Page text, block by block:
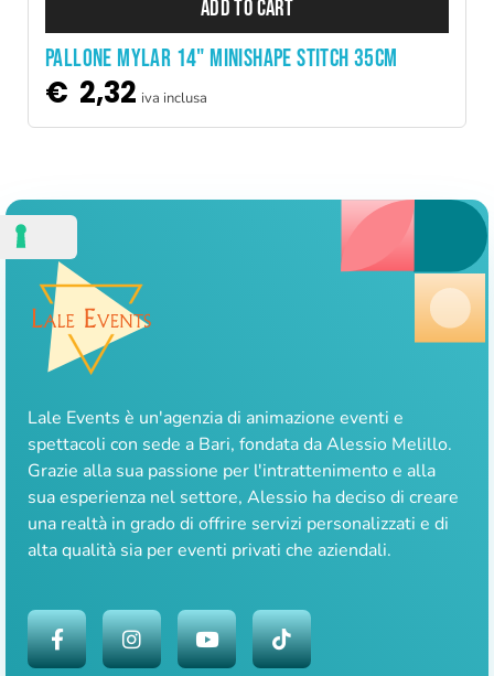
ADD TO CART
PALLONE MYLAR 14" MINISHAPE STITCH 35CM
€ 2,32 iva inclusa
Lale Events è un'agenzia di animazione eventi e
spettacoli con sede a Bari, fondata da Alessio Melillo.
Grazie alla sua passione per l'intrattenimento e alla
sua esperienza nel settore, Alessio ha deciso di creare
una realtà in grado di offrire servizi personalizzati e di
alta qualità sia per eventi privati che aziendali.